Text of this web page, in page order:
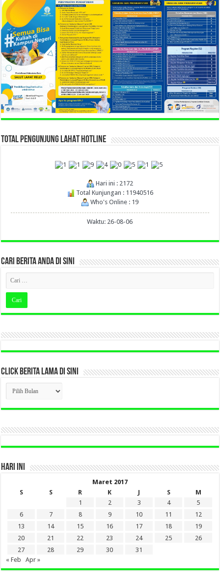
TOTAL PENGUNJUNG LAHAT HOTLINE
Hari ini : 2172
Total Kunjungan : 11940516
Who's Online : 19
Waktu: 26-08-06
CARI BERITA ANDA DI SINI
CLICK BERITA LAMA DI SINI
CLICK
BERITA
LAMA
DI
HARI INI
Maret 2017
S
S R K J S
M
1
2 3 4
5
6
7 8 9 10 11
12
13
14 15 16 17 18
19
20
21 22 23 24 25
26
27
28 29 30
31
« Feb
Apr »